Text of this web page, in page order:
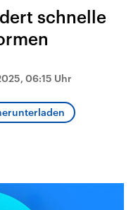
gehören die Vereinigten
den mächtigsten Ländern
mit großem Einfluss auf
schnelle
06:15 Uhr